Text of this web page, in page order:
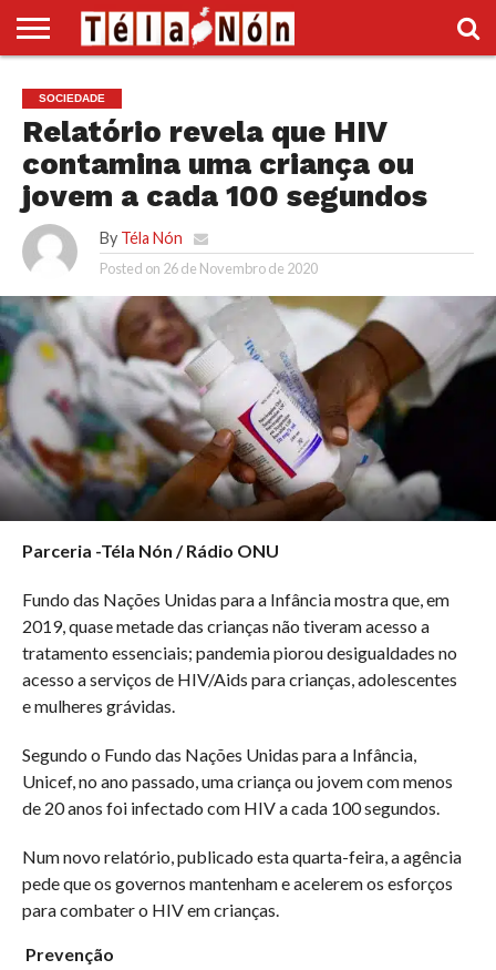
POLÍTICA
ECONOMIA
SOCIEDADE
CULTURA
DESPORTO
SUPLEMENTO
VÍDEOS
ANÚNCIOS
DIVERSOS
SOCIEDADE
Relatório revela que HIV
contamina uma criança ou
jovem a cada 100 segundos
By Téla Nón
Posted on 26 de Novembro de 2020
Parceria -Téla Nón / Rádio ONU
Fundo das Nações Unidas para a Infância mostra que, em
2019, quase metade das crianças não tiveram acesso a
tratamento essenciais; pandemia piorou desigualdades no
acesso a serviços de HIV/Aids para crianças, adolescentes
e mulheres grávidas.
Segundo o Fundo das Nações Unidas para a Infância,
Unicef, no ano passado, uma criança ou jovem com menos
de 20 anos foi infectado com HIV a cada 100 segundos.
Num novo relatório, publicado esta quarta-feira, a agência
pede que os governos mantenham e acelerem os esforços
para combater o HIV em crianças.
Prevenção